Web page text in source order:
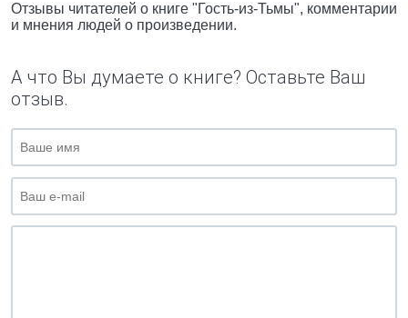
Отзывы читателей о книге "Гость-из-Тьмы", комментарии
и мнения людей о произведении.
А что Вы думаете о книге? Оставьте Ваш
отзыв.